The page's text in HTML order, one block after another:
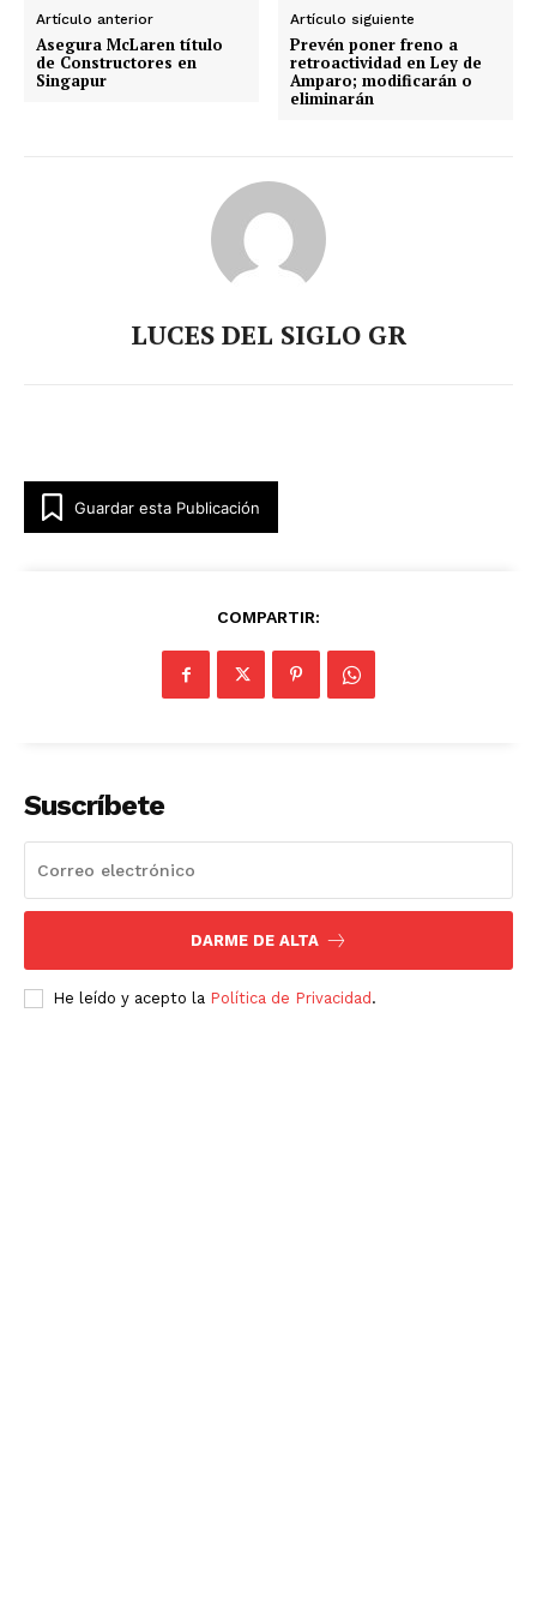
Artículo anterior
Asegura McLaren título
de Constructores en
Singapur
Artículo siguiente
Prevén poner freno a
retroactividad en Ley de
Amparo; modificarán o
eliminarán
LUCES DEL SIGLO GR
Guardar esta Publicación
COMPARTIR:
Suscríbete
DARME DE ALTA
He leído y acepto la Política de Privacidad .